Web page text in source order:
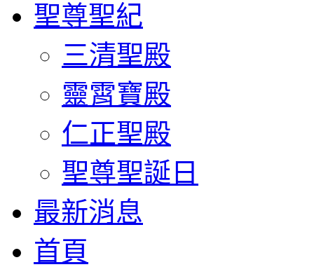
聖尊聖紀
三清聖殿
靈霄寶殿
仁正聖殿
聖尊聖誕日
最新消息
首頁